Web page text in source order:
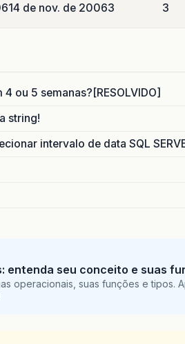
14 de nov. de 20063 3
ou 5 semanas?[RESOLVIDO]
string!
intervalo de data SQL
entenda seu conceito e suas
operacionais, suas funções e tipos.